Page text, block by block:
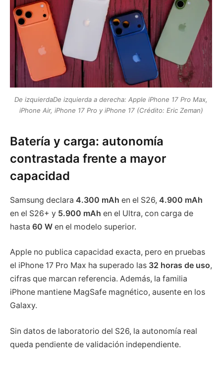
De izquierdaDe izquierda a derecha: Apple iPhone 17 Pro Max,
iPhone Air, iPhone 17 Pro y iPhone 17 (Crédito: Eric Zeman)
Batería y carga: autonomía
contrastada frente a mayor
capacidad
Samsung declara 4.300 mAh en el S26, 4.900 mAh
en el S26+ y 5.900 mAh en el Ultra, con carga de
hasta 60 W en el modelo superior.
Apple no publica capacidad exacta, pero en pruebas
el iPhone 17 Pro Max ha superado las 32 horas de uso,
cifras que marcan referencia. Además, la familia
iPhone mantiene MagSafe magnético, ausente en los
Galaxy.
Sin datos de laboratorio del S26, la autonomía real
queda pendiente de validación independiente.